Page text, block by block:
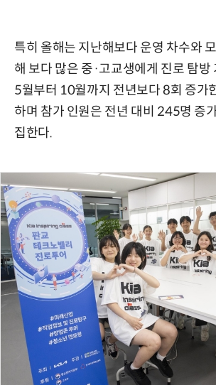
특히 올해는 지난해보다 운영 차수와
해 보다 많은 중·고교생에게 진로 탐방
5월부터 10월까지 전년보다 8회 증가
하며 참가 인원은 전년 대비 245명 증
집한다.